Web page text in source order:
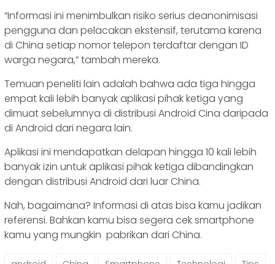
“Informasi ini menimbulkan risiko serius deanonimisasi
pengguna dan pelacakan ekstensif, terutama karena
di China setiap nomor telepon terdaftar dengan ID
warga negara,” tambah mereka.
Temuan peneliti lain adalah bahwa ada tiga hingga
empat kali lebih banyak aplikasi pihak ketiga yang
dimuat sebelumnya di distribusi Android Cina daripada
di Android dari negara lain.
Aplikasi ini mendapatkan delapan hingga 10 kali lebih
banyak izin untuk aplikasi pihak ketiga dibandingkan
dengan distribusi Android dari luar China.
Nah, bagaimana? Informasi di atas bisa kamu jadikan
referensi. Bahkan kamu bisa segera cek smartphone
kamu yang mungkin pabrikan dari China.